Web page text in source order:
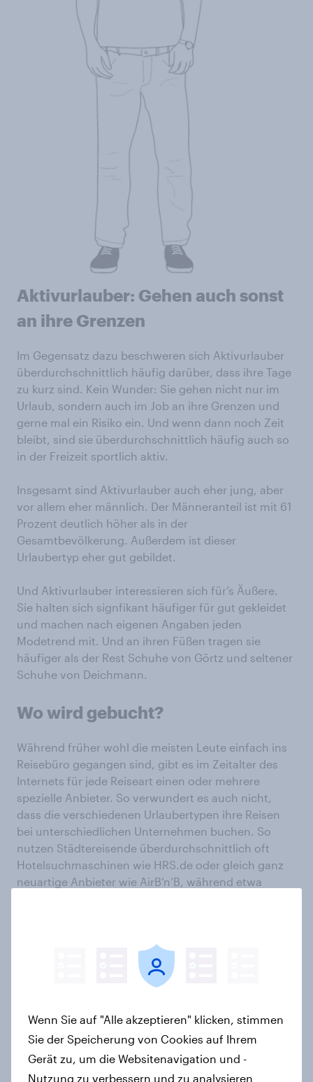
Aktivurlauber: Gehen auch sonst
an ihre Grenzen
Im Gegensatz dazu beschweren sich Aktivurlauber
überdurchschnittlich häufig darüber, dass ihre Tage
zu kurz sind. Kein Wunder: Sie gehen nicht nur im
Urlaub, sondern auch im Job an ihre Grenzen und
gerne mal ein Risiko ein. Und wenn dann noch Zeit
bleibt, sind sie überdurchschnittlich häufig auch so
in der Freizeit sportlich aktiv.
Insgesamt sind Aktivurlauber auch eher jung, aber
vor allem eher männlich. Der Männeranteil ist mit 61
Prozent deutlich höher als in der
Gesamtbevölkerung. Außerdem ist dieser
Urlaubertyp eher gut gebildet.
Und Aktivurlauber interessieren sich für’s Äußere.
Sie halten sich signfikant häufiger für gut gekleidet
und machen nach eigenen Angaben jeden
Modetrend mit. Und an ihren Füßen tragen sie
häufiger als der Rest Schuhe von Görtz und seltener
Schuhe von Deichmann.
Wo wird gebucht?
Während früher wohl die meisten Leute einfach ins
Reisebüro gegangen sind, gibt es im Zeitalter des
Internets für jede Reiseart einen oder mehrere
spezielle Anbieter. So verwundert es auch nicht,
dass die verschiedenen Urlaubertypen ihre Reisen
bei unterschiedlichen Unternehmen buchen. So
nutzen Städtereisende überdurchschnittlich oft
Hotelsuchmaschinen wie HRS.de oder gleich ganz
neuartige Anbieter wie AirB’n’B, während etwa
YouGov Profilesanalysierten Daten stammen
aus einem wöchentlich aktualisierten,
bevölkerungsrepräsentativ gewichteten Datensatz
diese Analyse wurden 16885 Personen untersucht,
die angegeben haben, was sie in ihrem letzten
Urlaub gemacht haben. Deren Angaben wurden im
Anschluss mit den Daten der Gesamtbevölkerung
Wenn Sie auf "Alle akzeptieren" klicken, stimmen
Sie der Speicherung von Cookies auf Ihrem
Gerät zu, um die Websitenavigation und -
Nutzung zu verbessern und zu analysieren